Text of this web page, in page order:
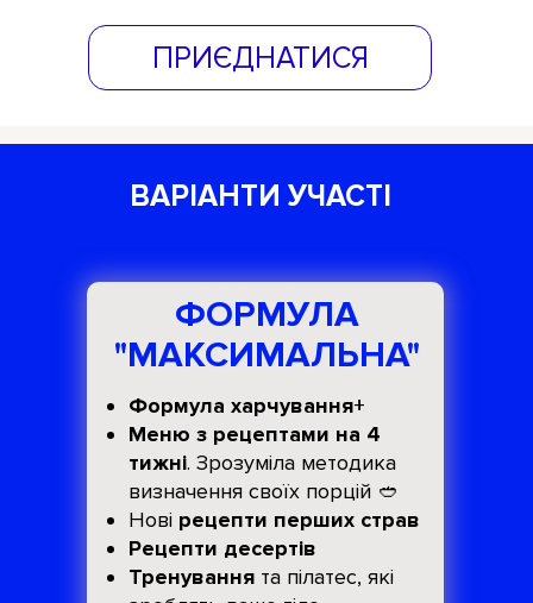
ПРИЄДНАТИСЯ
ВАРІАНТИ УЧАСТІ
ФОРМУЛА
"МАКСИМАЛЬНА"
Формула харчування+
Меню з рецептами на 4
тижні. Зрозуміла методика
визначення своїх порцій 🥙
Нові рецепти перших страв
Рецепти десертів
Тренування та пілатес, які